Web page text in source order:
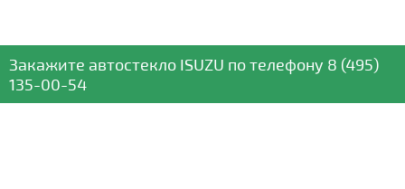
Закажите автостекло ISUZU по телефону 8 (495)
135-00-54